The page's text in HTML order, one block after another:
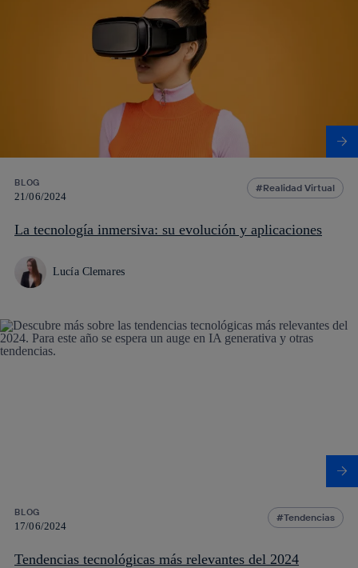
BLOG
21/06/2024
Realidad Virtual
La tecnología inmersiva: su evolución y aplicaciones
Lucía Clemares
BLOG
17/06/2024
Tendencias
Tendencias tecnológicas más relevantes del 2024